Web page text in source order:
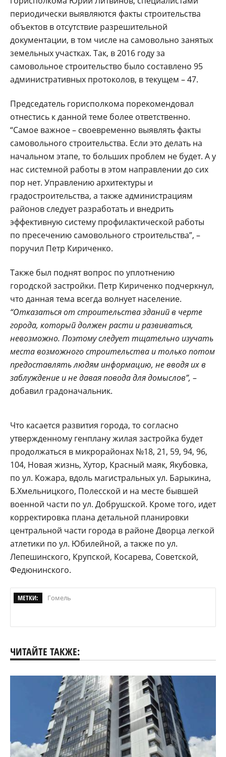
периодически выявляются факты строительства
объектов в отсутствие разрешительной
документации, в том числе на самовольно занятых
земельных участках. Так, в 2016 году за
самовольное строительство было составлено 95
административных протоколов, в текущем – 47.
Председатель горисполкома порекомендовал
отнестись к данной теме более ответственно.
“Самое важное – своевременно выявлять факты
самовольного строительства. Если это делать на
начальном этапе, то больших проблем не будет. А у
нас системной работы в этом направлении до сих
пор нет. Управлению архитектуры и
градостроительства, а также администрациям
районов следует разработать и внедрить
эффективную систему профилактической работы
по пресечению самовольного строительства”, –
поручил Петр Кириченко.
Также был поднят вопрос по уплотнению
городской застройки. Петр Кириченко подчеркнул,
что данная тема всегда волнует население.
“Отказаться от строительства зданий в черте
города, который должен расти и развиваться,
невозможно. Поэтому следует тщательно изучать
места возможного строительства и только потом
предоставлять людям информацию, не вводя их в
заблуждение и не давая повода для домыслов”, –
добавил градоначальник.
Что касается развития города, то согласно
утвержденному генплану жилая застройка будет
продолжаться в микрорайонах №18, 21, 59, 94, 96,
104, Новая жизнь, Хутор, Красный маяк, Якубовка,
по ул. Кожара, вдоль магистральных ул. Барыкина,
Б.Хмельницкого, Полесской и на месте бывшей
военной части по ул. Добрушской. Кроме того, идет
корректировка плана детальной планировки
центральной части города в районе Дворца легкой
атлетики по ул. Юбилейной, а также по ул.
Лепешинского, Крупской, Косарева, Советской,
Федюнинского.
МЕТКИ: Гомель
ЧИТАЙТЕ ТАКЖЕ: